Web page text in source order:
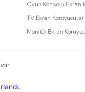
Oyun Konsolu Ekran
TV Ekran Koruyucular
Monitör Ekran